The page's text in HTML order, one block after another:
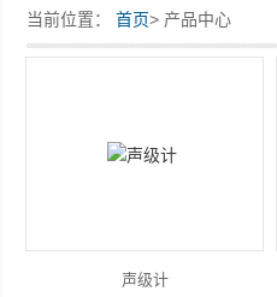
当前位置：首页> 产品中心
声级计